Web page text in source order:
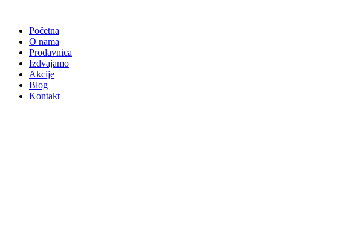
sadržajPočetna
O nama
Prodavnica
Izdvajamo
Akcije
Blog
Kontakt